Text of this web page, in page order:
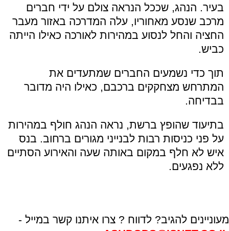
בעיר. הנהג, שככל הנראה צולם על ידי חברים
מרכב שנסע מאחוריו, עלה המדרכה באזור מעבר
החציה והחל לנסוע במהירות לאורכה כאילו הייתה
כביש.
תוך כדי נשמעים החברים שמתעדים את
המתרחש מצחקקים ברכבם, כאילו היה מדובר
בבדיחה.
בתיעוד שהופץ ברשת, נראה הנהג חולף במהירות
על פני כניסות רבות לבנייני מגורים ברחוב. בנס
איש לא חלף במקום באותה שעה והאירוע הסתיים
ללא נפגעים.
מעוניינים להגיב? לדווח ? צרו איתנו קשר במייל -